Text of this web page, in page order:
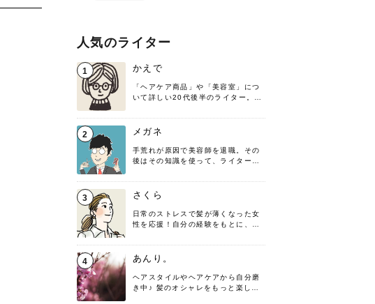
人気のライター
1 かえで
「ヘアケア商品」や「美容室」につ
いて詳しい20代後半のライター。楽
す！
2 メガネ
手荒れが原因で美容師を退職。その
後はその知識を使って、ライターと
髪の知識をわかりやすく紹介しま
す！
3 さくら
日常のストレスで髪が薄くなった女
性を応援！自分の経験をもとに、執
4 あんり。
ヘアスタイルやヘアケアから自分磨
き中♪ 髪のオシャレをもっと楽しめ